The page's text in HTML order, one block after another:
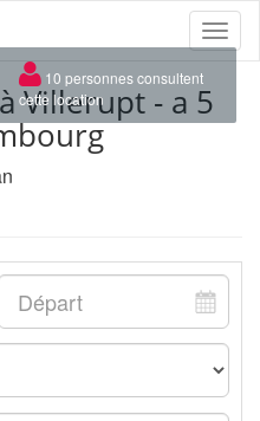
Toggle
Villerupt - a 5
×
10 personnes consultent
cette location